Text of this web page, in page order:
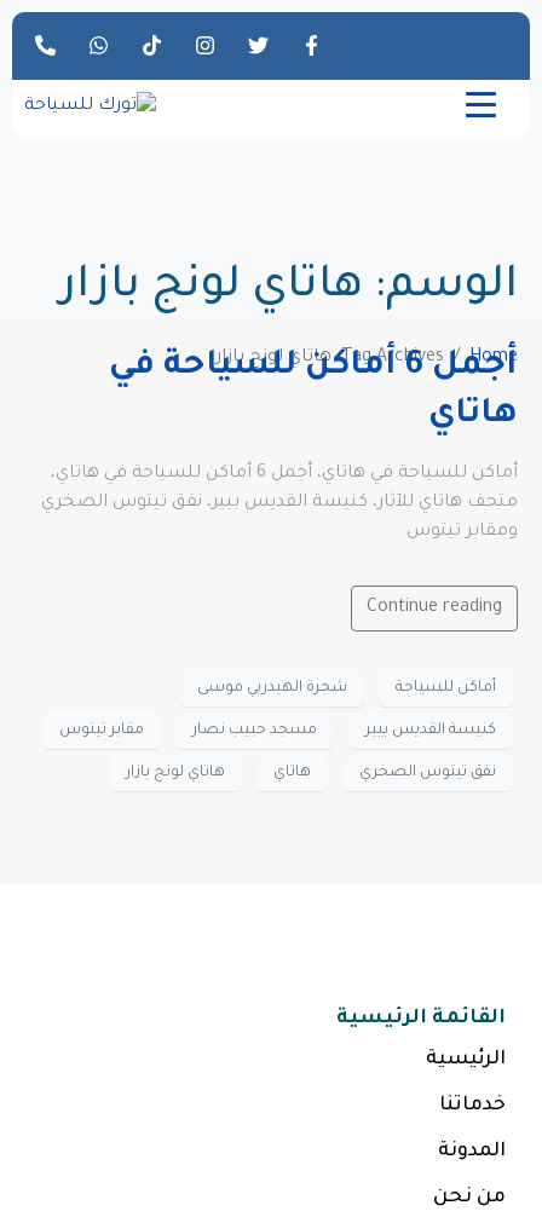
الوسم: هاتاي لونج بازار
Home Tag Archives: هاتاي لونج بازار
أجمل 6 أماكن للسياحة في
هاتاي
أماكن للسياحة في هاتاي، أجمل 6 أماكن للسياحة في هاتاي،
متحف هاتاي للآثار، كنيسة القديس بيير، نفق تيتوس الصخري
ومقابر تيتوس
Continue reading
أماكن للسياحة شجرة الهيدربي موسى
كنيسة القديس بيير مسجد حبيب نصار مقابر تيتوس
نفق تيتوس الصخري هاتاي هاتاي لونج بازار
القائمة الرئيسية
الرئيسية
خدماتنا
المدونة
من نحن